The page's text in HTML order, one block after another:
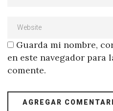
Guarda mi nombre,
en este navegador para
comente.